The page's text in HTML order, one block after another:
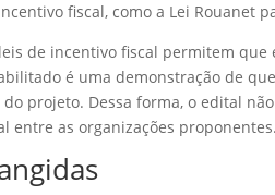
fiscal, como a Lei Rouanet
de incentivo fiscal permitem
é uma demonstração de
projeto. Dessa forma, o edital
entre as organizações proponentes.